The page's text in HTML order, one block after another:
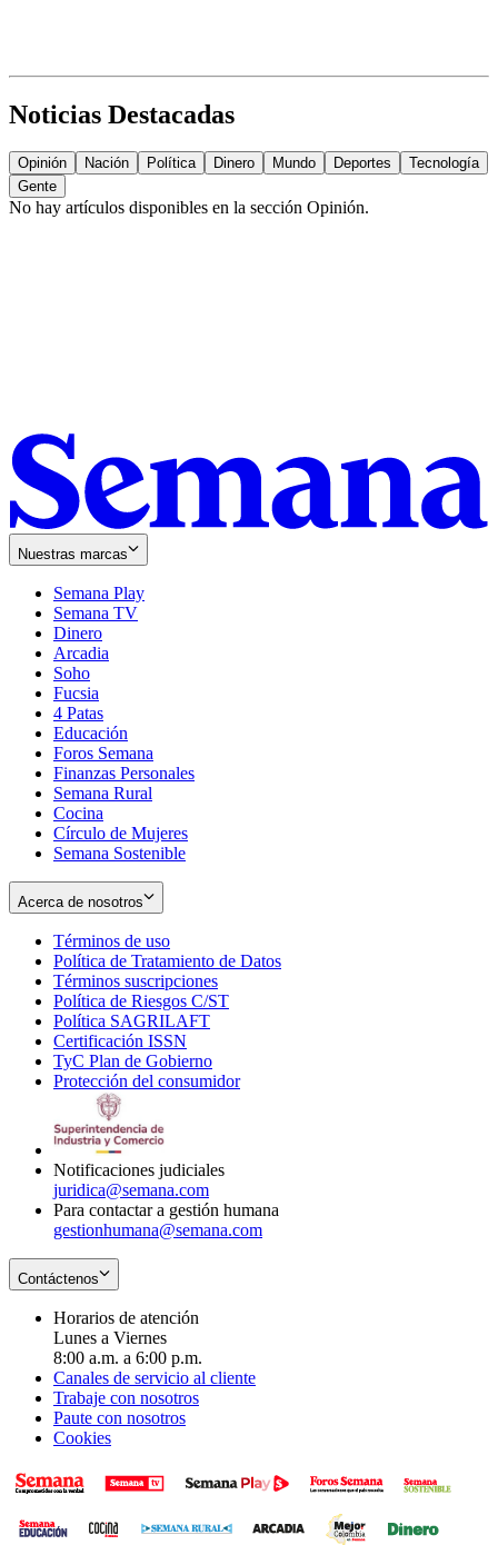
Noticias Destacadas
Opinión Nación Política Dinero Mundo Deportes
Tecnología
Gente
No hay artículos disponibles en la sección Opinión.
Nuestras marcas
Semana Play
Semana TV
Dinero
Arcadia
Soho
in
new
window
Fucsia
in
new
window
4 Patas
Educación
Foros Semana
Finanzas Personales
Semana Rural
Cocina
Círculo de Mujeres
Semana Sostenible
Acerca de nosotros
Términos de uso
in
new
window
Política de Tratamiento de Datos
Términos suscripciones
in
Política de Riesgos C/ST
Política SAGRILAFT
new
window
Certificación ISSN
in
new
TyC Plan de Gobierno
in
Protección del consumidorOpens
Notificaciones judiciales
juridica@semana.com
Para contactar a gestión humana
gestionhumana@semana.com
Contáctenos
Horarios de atención
Lunes a Viernes
8:00 a.m. a 6:00 p.m.
Canales de servicio al cliente
Trabaje con nosotros
Paute con nosotros
Cookies